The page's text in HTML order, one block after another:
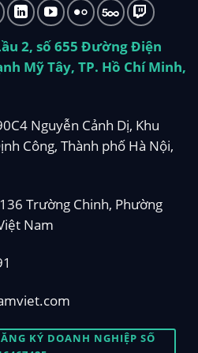
2, số 655 Đường Điện
Mỹ Tây, TP. Hồ Chí Minh,
Nguyễn Cảnh Dị, Khu
Công, Thành phố Hà Nội,
Trường Chinh, Phường
Nam
KÝ DOANH NGHIỆP SỐ